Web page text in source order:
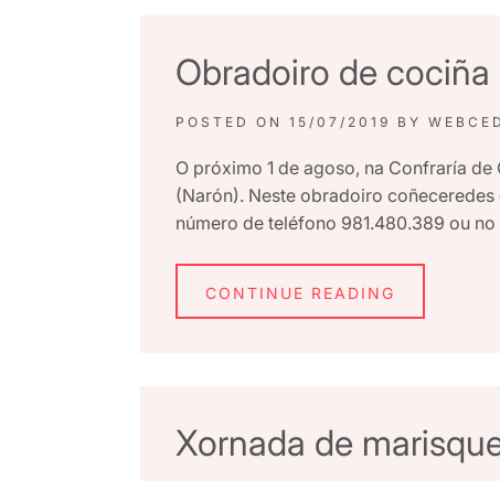
Obradoiro de cociña
POSTED ON 15/07/2019 BY
O próximo 1 de agoso, na Confraría
(Narón). Neste obradoiro
número de teléfono 981.480.389 ou
CONTINUE READING
Xornada de